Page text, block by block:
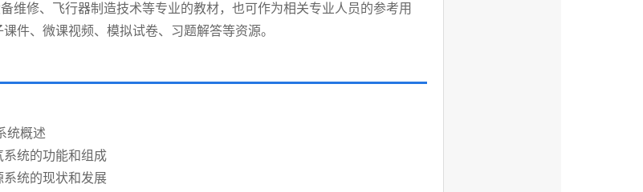
维修、飞行器制造技术等专业的教材，也可作为相关专业人员的参考用
件、微课视频、模拟试卷、习题解答等资源。
统概述
的功能和组成
的现状和发展